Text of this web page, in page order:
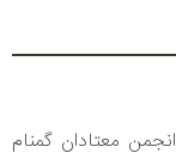
معتادان گمنام